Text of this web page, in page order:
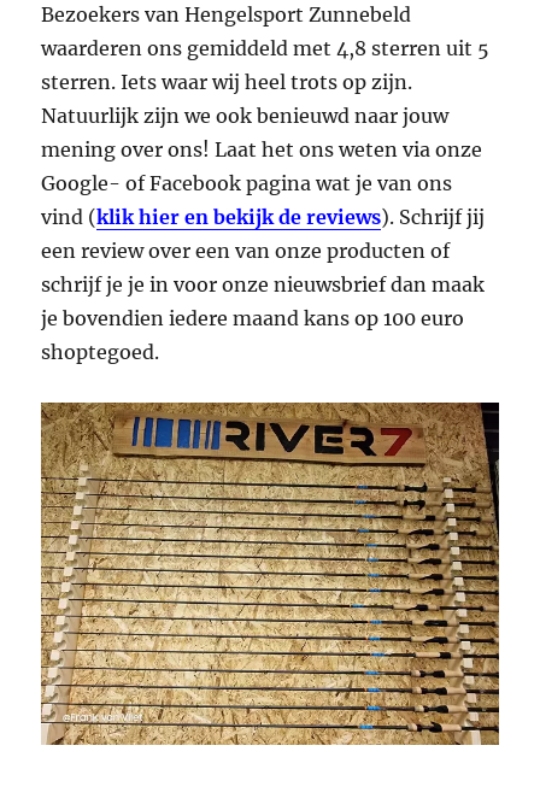
Bezoekers van Hengelsport Zunnebeld
waarderen ons gemiddeld met 4,8 sterren uit 5
sterren. Iets waar wij heel trots op zijn.
Natuurlijk zijn we ook benieuwd naar jouw
mening over ons! Laat het ons weten via onze
Google- of Facebook pagina wat je van ons
vind (klik hier en bekijk de reviews). Schrijf jij
een review over een van onze producten of
schrijf je je in voor onze nieuwsbrief dan maak
je bovendien iedere maand kans op 100 euro
shoptegoed.